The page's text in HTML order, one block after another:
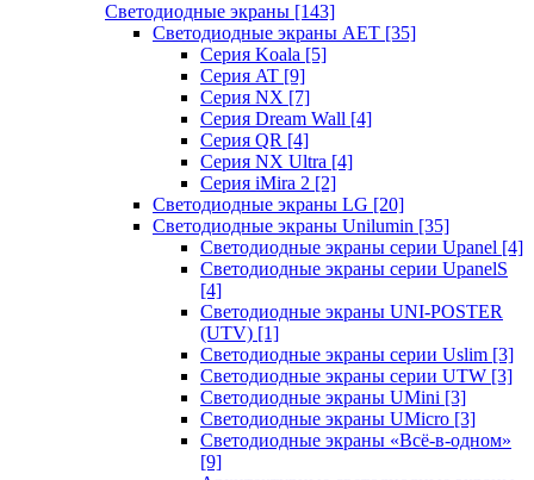
Светодиодные экраны [143]
Светодиодные экраны AET [35]
Cерия Koala [5]
Серия AT [9]
Серия NX [7]
Серия Dream Wall [4]
Серия QR [4]
Серия NX Ultra [4]
Серия iMira 2 [2]
Светодиодные экраны LG [20]
Светодиодные экраны Unilumin [35]
Светодиодные экраны серии Upanel [4]
Светодиодные экраны серии UpanelS
[4]
Светодиодные экраны UNI-POSTER
(UTV) [1]
Светодиодные экраны серии Uslim [3]
Светодиодные экраны серии UTW [3]
Светодиодные экраны UMini [3]
Светодиодные экраны UMicro [3]
Светодиодные экраны «Всё-в-одном»
[9]